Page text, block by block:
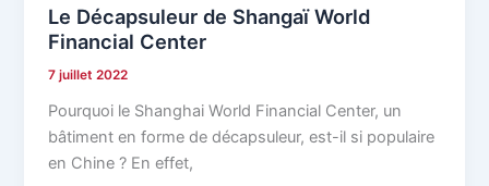
Le Décapsuleur de Shangaï World
Financial Center
7 juillet 2022
Pourquoi le Shanghai World Financial Center, un
bâtiment en forme de décapsuleur, est-il si populaire
en Chine ? En effet,